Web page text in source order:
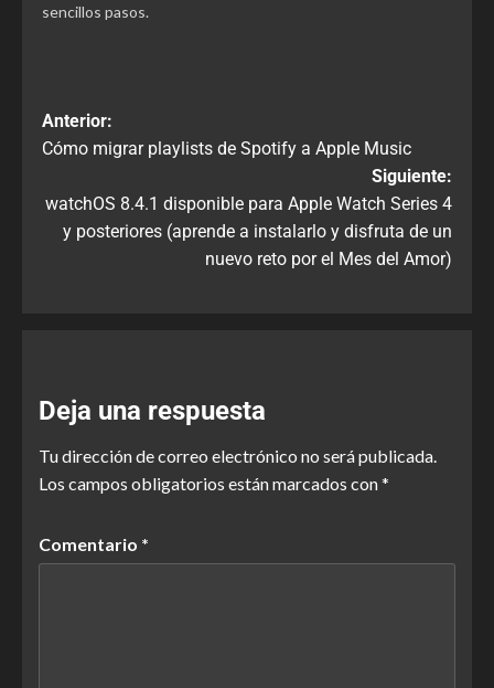
sencillos pasos.
Anterior:
Cómo migrar playlists de Spotify a Apple Music
Siguiente:
watchOS 8.4.1 disponible para Apple Watch Series 4
y posteriores (aprende a instalarlo y disfruta de un
nuevo reto por el Mes del Amor)
Deja una respuesta
Tu dirección de correo electrónico no será publicada.
Los campos obligatorios están marcados con*
Comentario *